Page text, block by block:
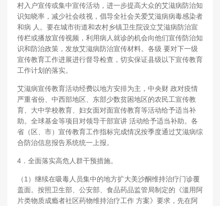
村入户宣传或集中宣传活动，进一步提高大众的艾滋病防治知
识知晓率，减少社会歧视，倡导全社会关爱艾滋病病毒感染者
和病 人。要在城市街道和农村乡镇卫生院设立艾滋病防治宣
传栏或播放宣传视频，利用病人就诊的机会向他们宣传防治知
识和防治政策，发放艾滋病防治宣传材料。各级 要对下一级
宣传教育工作进展进行督导检查，切实保证县级以下宣传教育
工作计划的落实。
艾滋病宣传教育活动经费以地方安排为主，中央财 政对疫情
严重省份、中西部地区、东部少数贫困地区的农民工宣传教
育、大中学校教育、妇女面对面宣传教育等活动给予适当补
助。全球基金等项目对领导干部宣讲 活动给予适当补助。各
省（区、市）宣传教育工作指标完成情况按季度通过艾滋病综
合防治信息报告系统统一上报。
4．全面落实高危人群干预措施。
（1）继续在吸毒人员集中的地方扩大美沙酮维持治疗门诊覆
盖面。按照卫生部、公安部、食品药品监管局制定的《滥用阿
片类物质成瘾者社区药物维持治疗工作 方案》要求，先在阿